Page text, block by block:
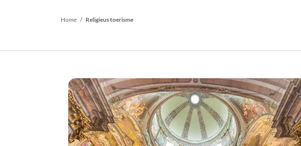
Kruimelpad
Home Religieus toerisme